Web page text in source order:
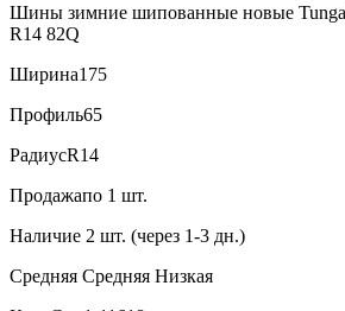
Шины зимние шипованные новые Tunga
R14 82Q
Ширина175
Профиль65
РадиусR14
Продажапо 1 шт.
Наличие 2 шт. (через 1-3 дн.)
Средняя Средняя Низкая